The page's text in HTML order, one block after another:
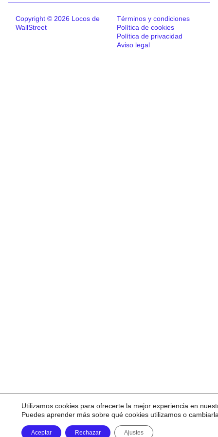
Copyright © 2026 Locos de
WallStreet
Términos y condiciones
Política de cookies
Política de privacidad
Aviso legal
Utilizamos cookies para ofrecerte la mejor experiencia en
Puedes aprender más sobre qué cookies utilizamos o
Aceptar Rechazar Ajustes